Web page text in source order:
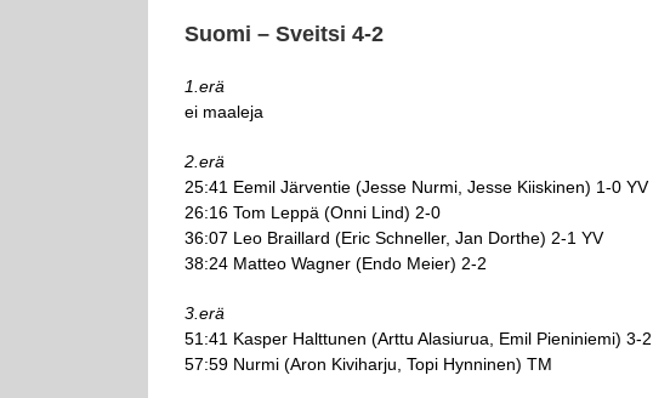
Suomi – Sveitsi 4-2
1.erä
ei maaleja
2.erä
25:41 Eemil Järventie (Jesse Nurmi, Jesse Kiiskinen) 1-0 YV
26:16 Tom Leppä (Onni Lind) 2-0
36:07 Leo Braillard (Eric Schneller, Jan Dorthe) 2-1 YV
38:24 Matteo Wagner (Endo Meier) 2-2
3.erä
51:41 Kasper Halttunen (Arttu Alasiurua, Emil Pieniniemi) 3-2
57:59 Nurmi (Aron Kiviharju, Topi Hynninen) TM